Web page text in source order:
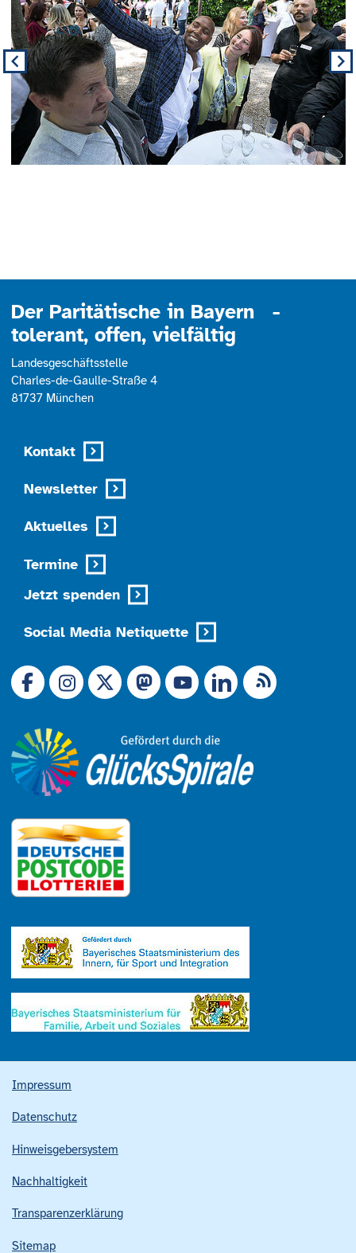
Der Paritätische in Bayern -
tolerant, offen, vielfältig
Landesgeschäftsstelle
Charles-de-Gaulle-Straße 4
81737 München
Kontakt
Newsletter
Aktuelles
Termine
Jetzt spenden
Social Media Netiquette
Link zu X (Ex-Twitter)
RSS-Feed
Impressum
Datenschutz
Hinweisgebersystem
Nachhaltigkeit
Transparenzerklärung
Sitemap